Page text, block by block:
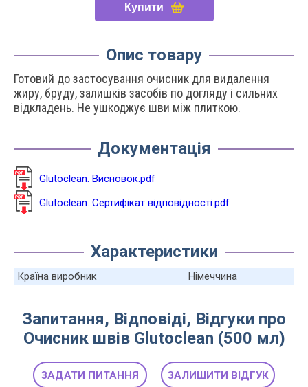
Купити
Опис товару
Готовий до застосування очисник для видалення
жиру, бруду, залишків засобів по догляду і сильних
відкладень. Не ушкоджує шви між плиткою.
Документація
Glutoclean. Висновок.pdf
Glutoclean. Сертифікат відповідності.pdf
Характеристики
Країна виробник Німеччина
Запитання, Відповіді, Відгуки про
Очисник швів Glutoclean (500 мл)
ЗАДАТИ ПИТАННЯ ЗАЛИШИТИ ВІДГУК